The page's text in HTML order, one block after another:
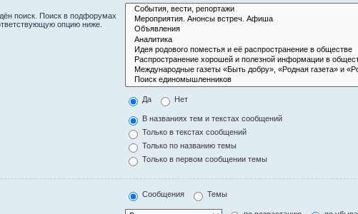
поиск. Поиск в подфорумах
опцию ниже.
Да Нет
В названиях тем и текстах сообщений
Только в текстах сообщений
Только по названию темы
Только в первом сообщении темы
Сообщения Темы